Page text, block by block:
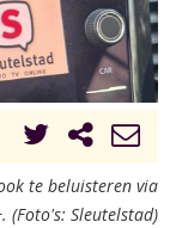
te beluisteren via
(Foto's: Sleutelstad)